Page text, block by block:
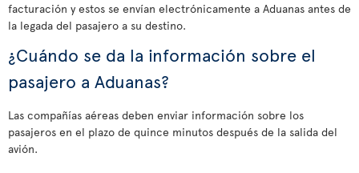
facturación y estos se envían electrónicamente a Aduanas antes de
la legada del pasajero a su destino.
¿Cuándo se da la información sobre el
pasajero a Aduanas?
Las compañías aéreas deben enviar información sobre los
pasajeros en el plazo de quince minutos después de la salida del
avión.